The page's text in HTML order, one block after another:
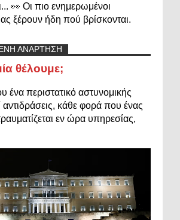
👀 Οι πιο ενημερωμένοι
ξέρουν ήδη πού βρίσκονται.
ΑΝΑΡΤΗΣΗ
θέλουμε;
ένα περιστατικό αστυνομικής
αντιδράσεις, κάθε φορά που ένας
εν ώρα υπηρεσίας,